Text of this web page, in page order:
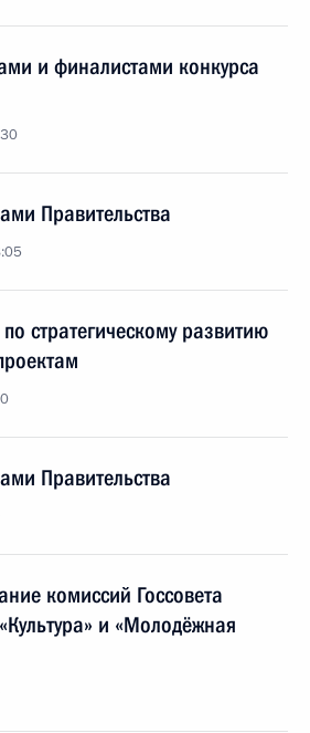
и финалистами конкурса
Правительства
стратегическому развитию
Правительства
комиссий Госсовета
и «Молодёжная